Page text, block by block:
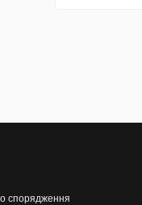
спорядження